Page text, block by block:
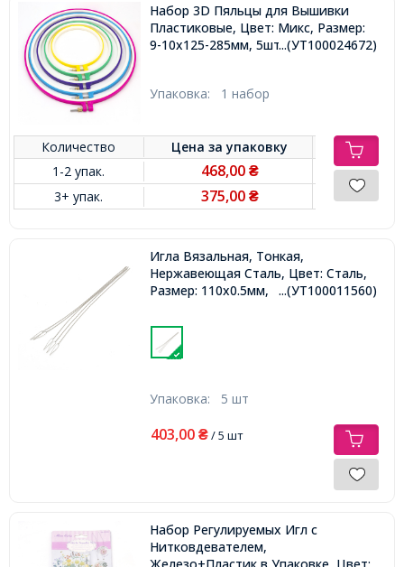
Набор 3D Пяльцы для Вышивки
Пластиковые, Цвет: Микс, Размер:
9-10х125-285мм, 5шт/набор,...(УТ100024672)
Упаковка: 1 набор
Количество Цена заупаковку
1-2 упак.
468,00 ₴
3+ упак. 375,00 ₴
Игла Вязальная, Тонкая,
Нержавеющая Сталь, Цвет: Сталь,
Размер: 110x0.5мм,
...(УТ100011560)
Упаковка: 5 шт
403,00 ₴/ 5 шт
Набор Регулируемых Игл с
Нитковдевателем,